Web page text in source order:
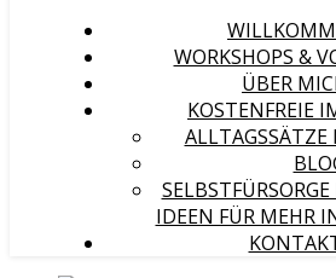
WORKSHOPS &
ÜBER
KOSTENFREIE
ALLTAGSSÄTZE
IDEEN FÜR MEHR